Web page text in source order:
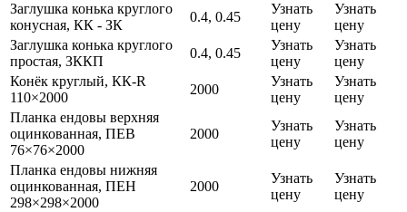
Заглушка конька круглого
конусная, КК - ЗК
0.4, 0.45
Узнать
цену
Узнать
цену
Заглушка конька круглого
простая, ЗККП
0.4, 0.45
Узнать
цену
Узнать
цену
Конёк круглый, КК-R
110×2000
2000
Узнать
цену
Узнать
цену
Планка ендовы верхняя
оцинкованная, ПЕВ
76×76×2000
2000
Узнать
цену
Узнать
цену
Планка ендовы нижняя
оцинкованная, ПЕН
298×298×2000
2000
Узнать
цену
Узнать
цену